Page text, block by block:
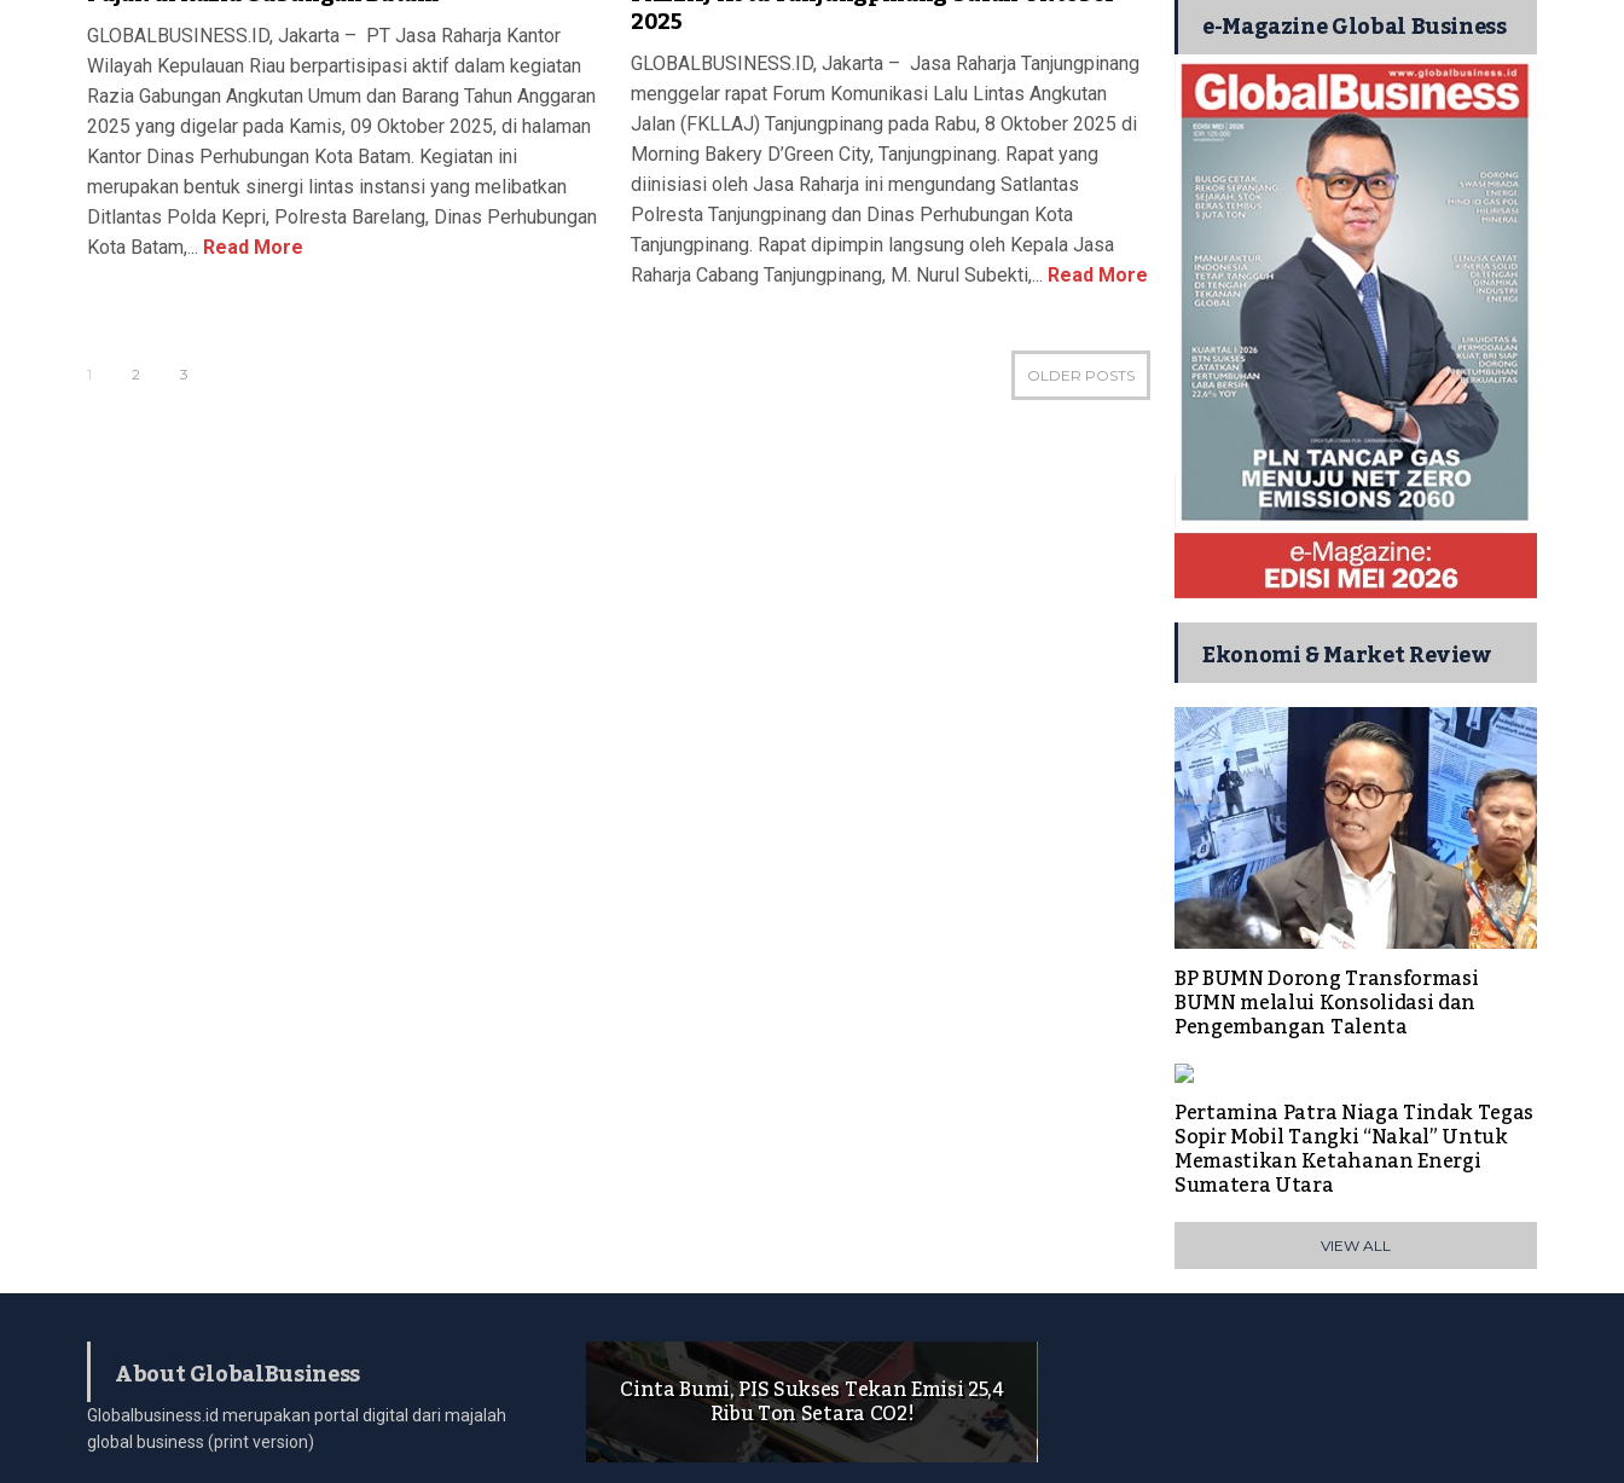
GLOBALBUSINESS.ID, Jakarta – PT Jasa Raharja Kantor
Wilayah Kepulauan Riau berpartisipasi aktif dalam kegiatan
Razia Gabungan Angkutan Umum dan Barang Tahun Anggaran
2025 yang digelar pada Kamis, 09 Oktober 2025, di halaman
Kantor Dinas Perhubungan Kota Batam. Kegiatan ini
merupakan bentuk sinergi lintas instansi yang melibatkan
Ditlantas Polda Kepri, Polresta Barelang, Dinas Perhubungan
Kota Batam,... Read More
2025
GLOBALBUSINESS.ID, Jakarta – Jasa Raharja Tanjungpinang
menggelar rapat Forum Komunikasi Lalu Lintas Angkutan
Jalan (FKLLAJ) Tanjungpinang pada Rabu, 8 Oktober 2025 di
Morning Bakery D’Green City, Tanjungpinang. Rapat yang
diinisiasi oleh Jasa Raharja ini mengundang Satlantas
Polresta Tanjungpinang dan Dinas Perhubungan Kota
Tanjungpinang. Rapat dipimpin langsung oleh Kepala Jasa
Raharja Cabang Tanjungpinang, M. Nurul Subekti,... Read More
1 2 3 OLDER POSTS
e-Magazine Global Business
Ekonomi & Market Review
BP BUMN Dorong Transformasi
BUMN melalui Konsolidasi dan
Pengembangan Talenta
Pertamina Patra Niaga Tindak Tegas
Sopir Mobil Tangki “Nakal” Untuk
Memastikan Ketahanan Energi
Sumatera Utara
VIEW ALL
About GlobalBusiness
Globalbusiness.id merupakan portal digital dari majalah
global business (print version)
Cinta Bumi, PIS Sukses Tekan Emisi 25,4
Ribu Ton Setara CO2!